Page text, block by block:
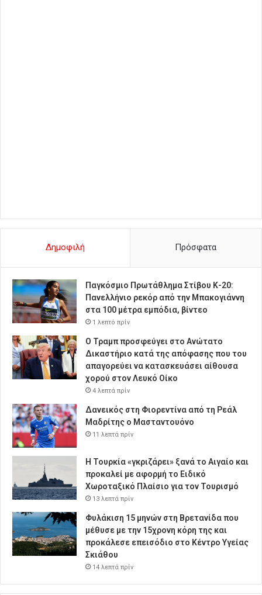
Δημοφιλή Πρόσφατα
Παγκόσμιο Πρωτάθλημα Στίβου Κ-20:
Πανελλήνιο ρεκόρ από την Μπακογιάννη
στα 100 μέτρα εμπόδια, βίντεο
1 λεπτό πρίν
Ο Τραμπ προσφεύγει στο Ανώτατο
Δικαστήριο κατά της απόφασης που του
απαγορεύει να κατασκευάσει αίθουσα
χορού στον Λευκό Οίκο
4 λεπτά πρίν
Δανεικός στη Φιορεντίνα από τη Ρεάλ
Μαδρίτης ο Μασταντουόνο
11 λεπτά πρίν
Η Τουρκία «γκριζάρει» ξανά το Αιγαίο και
προκαλεί με αφορμή το Ειδικό
Χωροταξικό Πλαίσιο για τον Τουρισμό
13 λεπτά πρίν
Φυλάκιση 15 μηνών στη Βρετανίδα που
μέθυσε με την 15χρονη κόρη της και
προκάλεσε επεισόδιο στο Κέντρο Υγείας
Σκιάθου
14 λεπτά πρίν